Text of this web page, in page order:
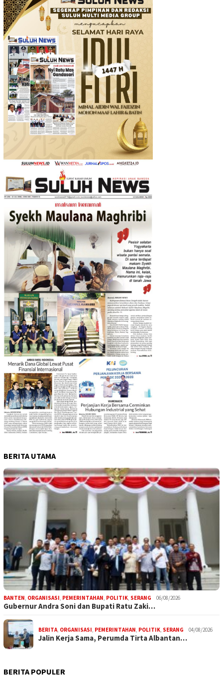
BERITA UTAMA
BANTEN ORGANISASI PEMERINTAHAN POLITIK SERANG 06/08/2026
Gubernur Andra Soni dan Bupati Ratu Zaki…
BERITA ORGANISASI PEMERINTAHAN POLITIK SERANG 04/08/2026
Jalin Kerja Sama, Perumda Tirta Albantan…
BERITA POPULER